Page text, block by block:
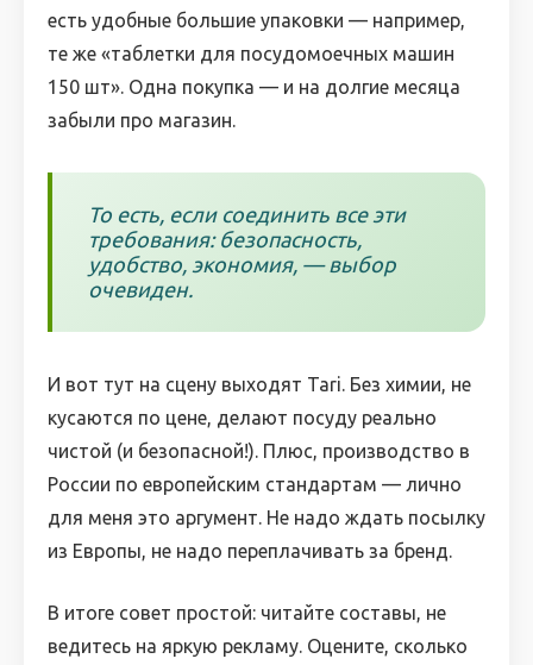
есть удобные большие упаковки — например,
те же «таблетки для посудомоечных машин
150 шт». Одна покупка — и на долгие месяца
забыли про магазин.
То есть, если соединить все эти
требования: безопасность,
удобство, экономия, — выбор
очевиден.
И вот тут на сцену выходят Tari. Без химии, не
кусаются по цене, делают посуду реально
чистой (и безопасной!). Плюс, производство в
России по европейским стандартам — лично
для меня это аргумент. Не надо ждать посылку
из Европы, не надо переплачивать за бренд.
В итоге совет простой: читайте составы, не
ведитесь на яркую рекламу. Оцените, сколько